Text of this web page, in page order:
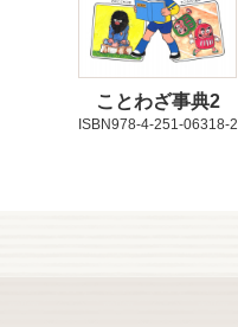
ことわざ事典2
ISBN978-4-251-06318-2